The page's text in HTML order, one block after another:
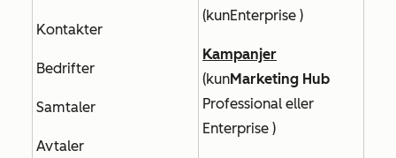
Kontakter
Bedrifter
Samtaler
Avtaler
(kunEnterprise )
Kampanjer
(kunMarketing Hub
Professional eller
Enterprise )